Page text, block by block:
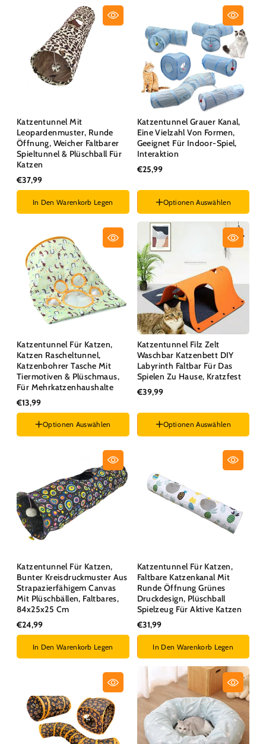
Katzentunnel Mit
Leopardenmuster, Runde
Öffnung, Weicher Faltbarer
Spieltunnel & Plüschball Für
Katzen
€37,99
In Den Warenkorb Legen
Katzentunnel Grauer Kanal,
Eine Vielzahl Von Formen,
Geeignet Für Indoor-Spiel,
Interaktion
€25,99
Optionen Auswählen
Katzentunnel Für Katzen,
Katzen Rascheltunnel,
Katzenbohrer Tasche Mit
Tiermotiven & Plüschmaus,
Für Mehrkatzenhaushalte
€13,99
Optionen Auswählen
Katzentunnel Filz Zelt
Waschbar Katzenbett DIY
Labyrinth Faltbar Für Das
Spielen Zu Hause, Kratzfest
€39,99
Optionen Auswählen
Katzentunnel Für Katzen,
Bunter Kreisdruckmuster Aus
Strapazierfähigem Canvas
Mit Plüschbällen, Faltbares,
84x25x25 Cm
€24,99
In Den Warenkorb Legen
Katzentunnel Für Katzen,
Faltbare Katzenkanal Mit
Runde Öffnung Grünes
Druckdesign, Plüschball
Spielzeug Für Aktive Katzen
€31,99
In Den Warenkorb Legen